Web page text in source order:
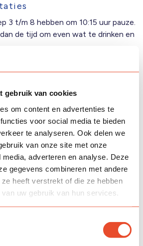
gebruik van cookies
om content en advertenties te
voor social media te bieden
te analyseren. Ook delen we
van onze site met onze
adverteren en analyse. Deze
gegevens combineren met andere
heeft verstrekt of die ze hebben
uw gebruik van hun services.
3 t/m 8 hebben om 10:15 uur pauze.
de tijd om even wat te drinken en
de afspraak dat de kinderen een
een gezondere versie van koek. U
is kan er worden getrakteerd.
naar een kleine en gezonde
eet geen varkensvlees, wilt u
Binnen een duidelijke structuur en